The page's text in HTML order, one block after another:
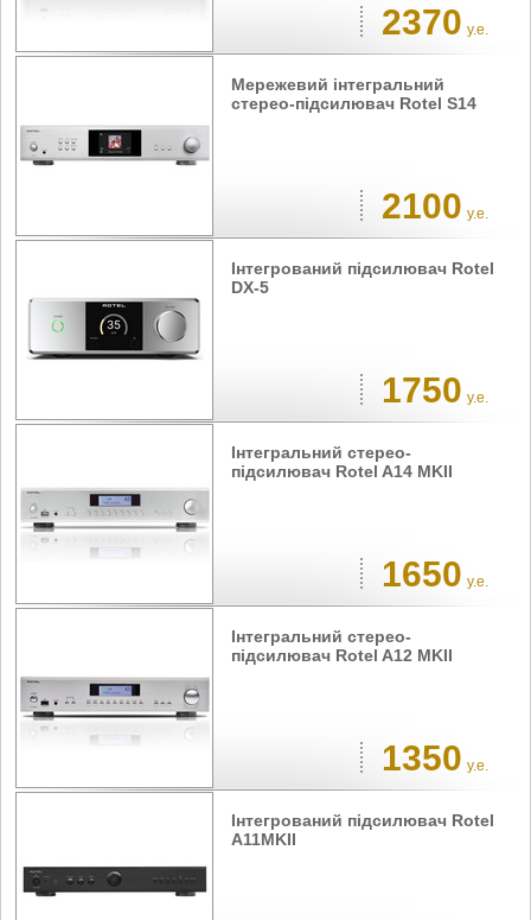
2370 у.е.
Мережевий інтегральний
стерео-підсилювач Rotel S14
2100 у.е.
Інтегрований підсилювач Rotel
DX-5
1750 у.е.
Інтегральний стерео-
підсилювач Rotel A14 MKII
1650 у.е.
Інтегральний стерео-
підсилювач Rotel A12 MKII
1350 у.е.
Інтегрований підсилювач Rotel
A11MKII